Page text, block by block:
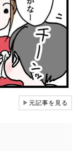
▶元記事を見る